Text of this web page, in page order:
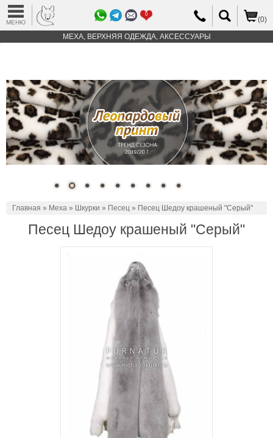
МЕНЮ
0
(0)
МЕХА, ВЕРХНЯЯ ОДЕЖДА, АКСЕССУАРЫ
Главная » Меха » Шкурки » Песец » Песец Шедоу крашеный "Серый"
Песец Шедоу крашеный "Серый"